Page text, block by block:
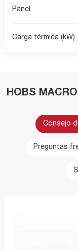
Panel
Carga térmica (kW)
HOBS
Consejo
Preguntas